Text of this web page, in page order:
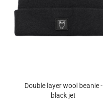
Double layer wool beanie -
black jet